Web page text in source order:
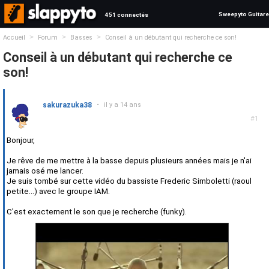
451 connectés Sweepyto Guitare
Accueil > Forum > Basses > Conseil à un débutant qui recherche ce son!
Conseil à un débutant qui recherche ce
son!
#1
sakurazuka38 • il y a 14 ans
Bonjour,
Je rêve de me mettre à la basse depuis plusieurs années mais je n'ai
jamais osé me lancer.
Je suis tombé sur cette vidéo du bassiste Frederic Simboletti (raoul
petite...) avec le groupe IAM.
C'est exactement le son que je recherche (funky).